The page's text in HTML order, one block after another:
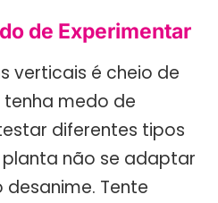
de Experimentar
verticais é cheio de
tenha medo de
diferentes tipos
não se adaptar
Tente